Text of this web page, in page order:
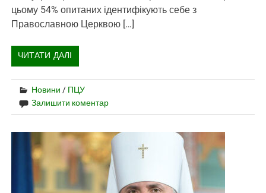
цьому 54% опитаних ідентифікують себе з
Православною Церквою […]
ЧИТАТИ ДАЛІ
Новини / ПЦУ
Залишити коментар